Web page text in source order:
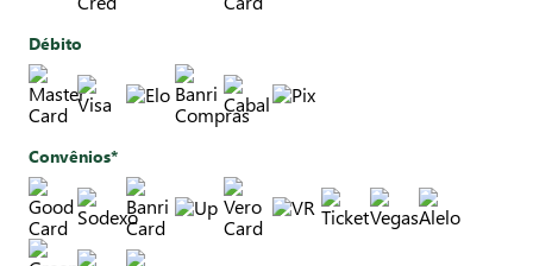
Débito
Convênios*